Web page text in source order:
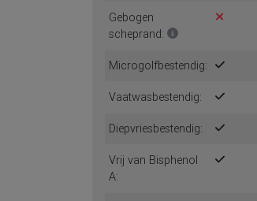
Gebogen
scheprand:
Microgolfbestendig:
Vaatwasbestendig:
Diepvriesbestendig:
Vrij van Bisphenol
A: